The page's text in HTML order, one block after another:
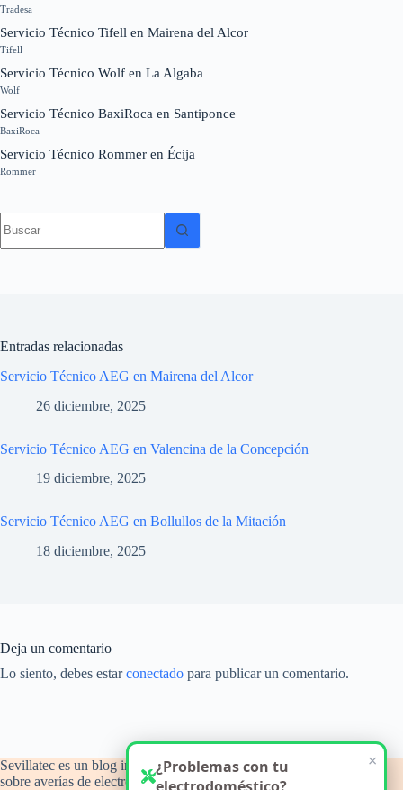
Tradesa
Servicio Técnico Tifell en Mairena del Alcor
Tifell
Servicio Técnico Wolf en La Algaba
Wolf
Servicio Técnico BaxiRoca en Santiponce
BaxiRoca
Servicio Técnico Rommer en Écija
Rommer
resultados
Entradas relacionadas
Servicio Técnico AEG en Mairena del Alcor
26 diciembre, 2025
Servicio Técnico AEG en Valencina de la Concepción
19 diciembre, 2025
Servicio Técnico AEG en Bollullos de la Mitación
18 diciembre, 2025
Deja un comentario
Lo siento, debes estarconectado para publicar un comentario.
Sevillatec es un blog informativo y de orientación técnica
sobre averías de electrodomésticos del hogar, con atención a
×
¿Problemas con tu